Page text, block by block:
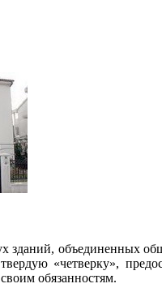
зданий, объединенных
«четверку»,
обязанностям.